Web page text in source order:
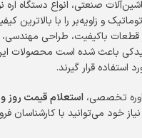
صنعتی، انواع دستگاه اره
و زاویه‌بر را با بالاترین
قطعات باکیفیت، طراحی
باعث شده است محصولات
استفاده قرار گیرند.
تخصصی، استعلام قیمت روز
خود می‌توانید با کارشناسان